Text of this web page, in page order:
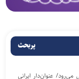
پربحث
می‌رود/ عنوان‌دار ایرانی